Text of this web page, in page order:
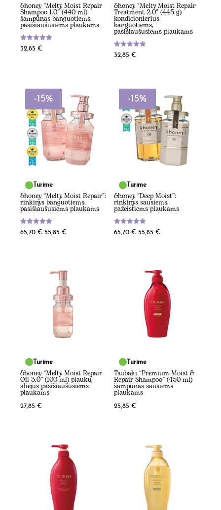
&honey “Melty Moist Repair
Shampoo 1.0” (440 ml)
šampūnas banguotiems,
pasišiaušusiems plaukams
Įvertinimas:
5.00
32,85€
&honey “Melty Moist Repair
Treatment 2.0” (445 g)
kondicionierius
banguotiems,
pasišiaušusiems plaukams
Įvertinimas:
5.00
32,85€
-15%
Turime
&honey “Melty Moist Repair”:
rinkinys banguotiems,
pasišiaušusiems plaukams
Įvertinimas:
5.00
65,70€ Original
55,85€
-15%
Turime
&honey “Deep Moist”:
rinkinys sausiems,
pažeistiems plaukams
Įvertinimas:
5.00
65,70€ Original
65,70 €.
55,85€
55,85 €.
Turime
&honey “Melty Moist Repair
Oil 3.0” (100 ml) plaukų
aliejus pasišiaušusiems
plaukams
27,85€
Turime
Tsubaki “Premium Moist &
Repair Shampoo” (450 ml)
šampūnas sausiems
plaukams
25,85€